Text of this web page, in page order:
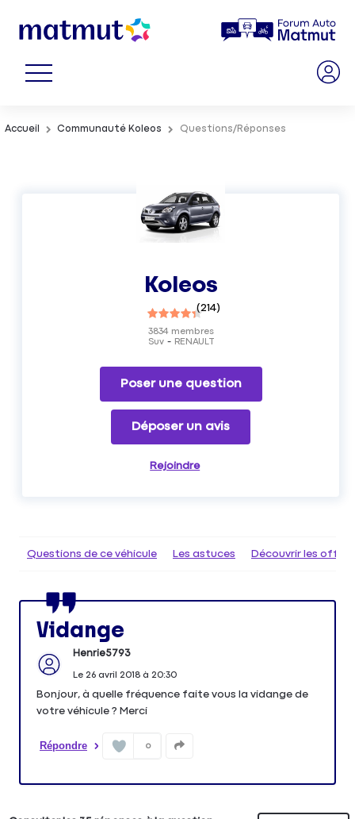
Accueil Communauté Koleos Questions/Réponses
Koleos
(214)
Suv RENAULT
3834membres
Poser une question
Déposer un avis
Rejoindre
Questions de ce véhicule Les astuces Découvrir les
Vidange
Henrie5793
Le 26 avril 2018à 20:30
Bonjour, à quelle fréquence faite vous la vidange de
votre véhicule ? Merci
Répondre 0